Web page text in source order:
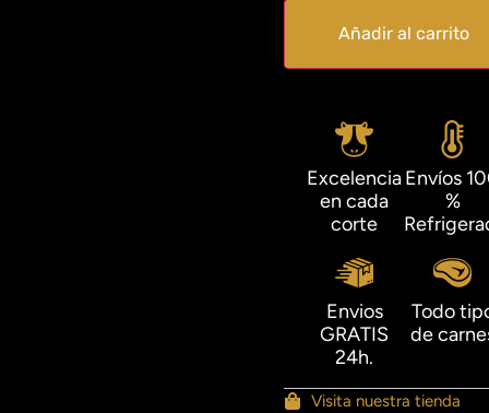
Añadir al carrito
Excelencia
en cada
corte
Envíos
%
Envios
GRATIS
24h.
Todo
de
Visita nuestra tienda